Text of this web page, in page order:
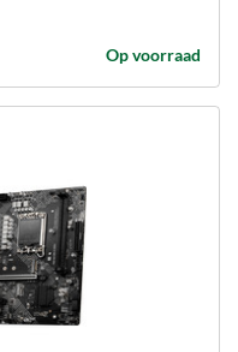
Op voorraad